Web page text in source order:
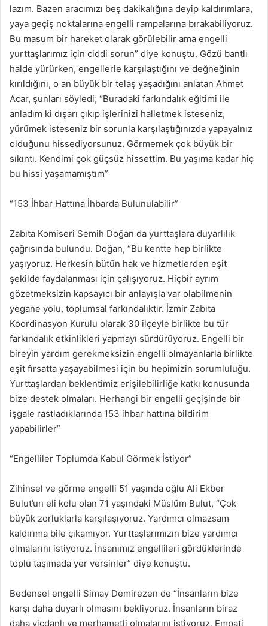
lazım. Bazen aracımızı beş dakikalığına deyip kaldırımlara,
yaya geçiş noktalarına engelli rampalarına bırakabiliyoruz.
Bu masum bir hareket olarak görülebilir ama engelli
yurttaşlarımız için ciddi sorun” diye konuştu. Gözü bantlı
halde yürürken, engellerle karşılaştığını ve değneğinin
kırıldığını, o an büyük bir telaş yaşadığını anlatan Ahmet
Acar, şunları söyledi; “Buradaki farkındalık eğitimi ile
anladım ki dışarı çıkıp işlerinizi halletmek isteseniz,
yürümek isteseniz bir sorunla karşılaştığınızda yapayalnız
olduğunu hissediyorsunuz. Görmemek çok büyük bir
sıkıntı. Kendimi çok güçsüz hissettim. Bu yaşıma kadar hiç
bu hissi yaşamamıştım”
“153 İhbar Hattına İhbarda Bulunulabilir”
Zabıta Komiseri Semih Doğan da yurttaşlara duyarlılık
çağrısında bulundu. Doğan, “Bu kentte hep birlikte
yaşıyoruz. Herkesin bütün hak ve hizmetlerden eşit
şekilde faydalanması için çalışıyoruz. Hiçbir ayrım
gözetmeksizin kapsayıcı bir anlayışla var olabilmenin
yegane yolu, toplumsal farkındalıktır. İzmir Zabıta
Koordinasyon Kurulu olarak 30 ilçeyle birlikte bu tür
farkındalık etkinlikleri yapmayı sürdürüyoruz. Engelli bir
bireyin yardım gerekmeksizin engelli olmayanlarla birlikte
eşit fırsatta yaşayabilmesi için bu hepimizin sorumluluğu.
Yurttaşlardan beklentimiz erişilebilirliğe katkı konusunda
bize destek olmaları. Herhangi bir engelli geçişinde bir
işgale rastladıklarında 153 ihbar hattına bildirim
yapabilirler”
“Engelliler Toplumda Kabul Görmek İstiyor”
Zihinsel ve görme engelli 51 yaşında oğlu Ali Ekber
Bulut’un eli kolu olan 71 yaşındaki Müslüm Bulut, “Çok
büyük zorluklarla karşılaşıyoruz. Yardımcı olmazsam
kaldırıma bile çıkamıyor. Yurttaşlarımızın bize yardımcı
olmalarını istiyoruz. İnsanımız engellileri gördüklerinde
toplu taşımada yer versinler” diye konuştu.
Bedensel engelli Simay Demirezen de “İnsanların bize
karşı daha duyarlı olmasını bekliyoruz. İnsanların biraz
daha vicdanlı ve merhametli olmalarını istiyoruz. Empati